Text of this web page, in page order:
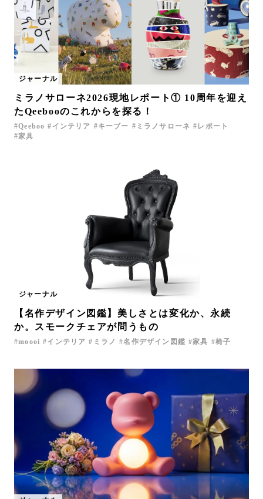
ジャーナル
ミラノサローネ2026現地レポート① 10周年を迎え
たQeebooのこれからを探る！
Qeeboo インテリア キーブー ミラノサローネ
レポート
家具
ジャーナル
【名作デザイン図鑑】美しさとは変化か、永続
か。スモークチェアが問うもの
moooi インテリア ミラノ 名作デザイン図鑑 家具 椅子